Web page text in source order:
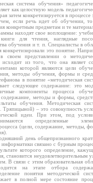
система обучения»
как целостную модель
затем конкретизируется в процессе
если речь идет об обучении, то
конкретным предметам и те
находят свое воплощение:
для чтения, наглядные
обучения и т. п. Специалисты в
это понятие.
представлении о
исходит из того, что она являет
которой являются цели
методы обучения, формы и
в понятие «методическая
следующее содержание: это
компоненты процесса
методы и формы,
обучения. Методическая
– это совокупность
идеи. При этом, под
определенные
(цели, содержание, методы,
день общепризнанного
информатики связано с бурным
которого определение,
становится неудовлетворительным
В связи с этим образовательная
на этапе отбора
понятия методической
в полной мере состояние